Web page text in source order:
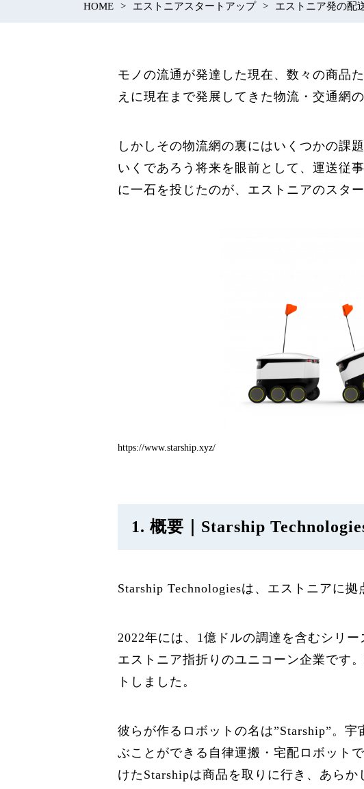
HOME エストニアスタートアップ エストニア発の配
モノの流通が発達した現在、数々の商品
えに現在まで発展してきた物流・交通網
しかしその物流網の裏にはいくつかの課
いくであろう将来を眼前として、運送従
に一石を投じたのが、エストニアのスタ
https://www.starship.xyz/
1. 概要｜Starship
Starship Technologiesは、エストニアに拠
2022年には、1億ドルの調達を含むシリ
エストニア指折りのユニコーン企業です
トしました。
彼らが作るロボットの名は”Starship”。
ぶことができる自律運搬・宅配ロボット
けたStarshipは商品を取りに行き、あら